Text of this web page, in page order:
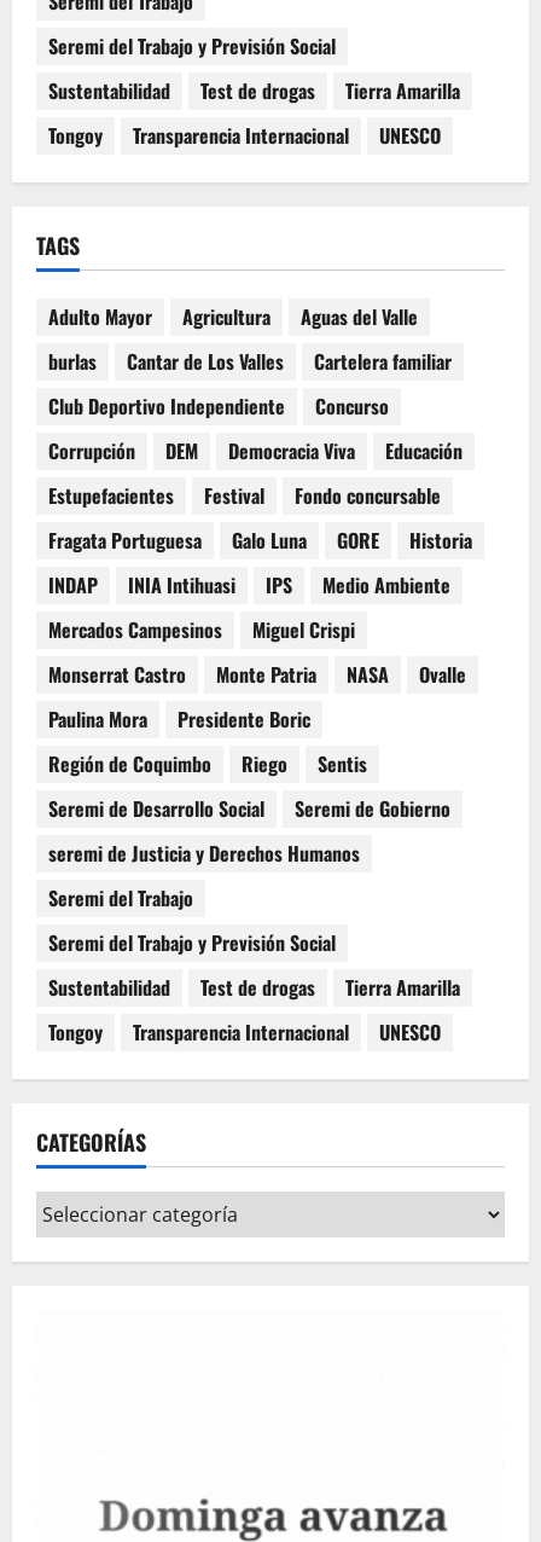
Seremi del Trabajo y Previsión Social
Sustentabilidad
Test de drogas
Tierra Amarilla
Tongoy
Transparencia Internacional UNESCO
TAGS
Adulto Mayor Agricultura
Aguas del Valle
burlas
Cantar de Los Valles
Cartelera familiar
Club Deportivo Independiente
Concurso
Corrupción
DEM Democracia Viva
Educación
Estupefacientes
Festival
Fondo concursable
Fragata Portuguesa
Galo Luna GORE
Historia
INDAP
INIA Intihuasi IPS
Medio Ambiente
Mercados Campesinos
Miguel Crispi
Monserrat Castro
Monte Patria NASA
Ovalle
Paulina Mora
Presidente Boric
Región de Coquimbo
Riego
Sentis
Seremi de Desarrollo Social
Seremi de Gobierno
seremi de Justicia y Derechos Humanos
Seremi del Trabajo
Seremi del Trabajo y Previsión Social
Sustentabilidad
Test de drogas
Tierra Amarilla
Tongoy
Transparencia Internacional UNESCO
CATEGORÍAS
Categorías